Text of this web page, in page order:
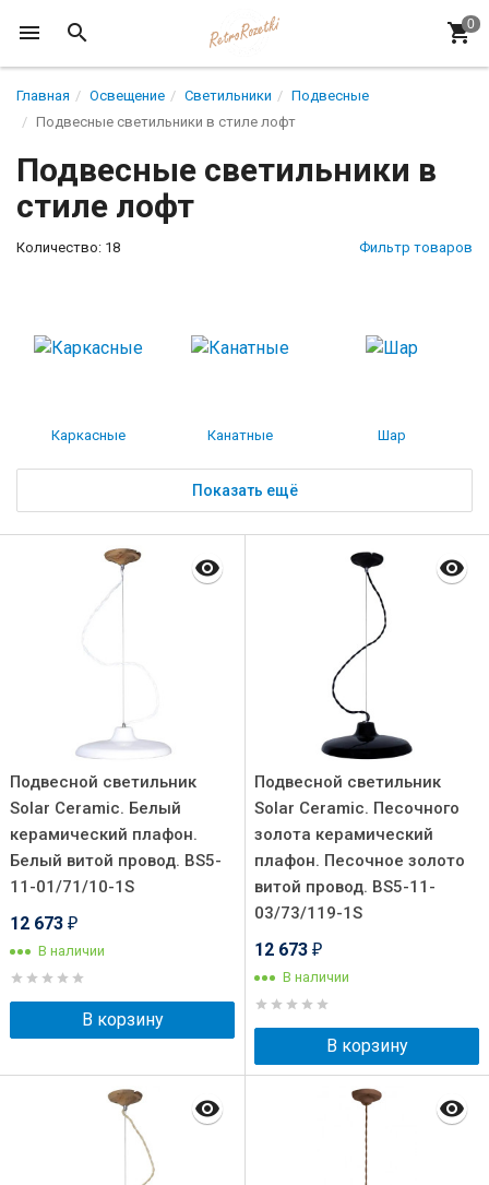
Главная Освещение Светильники
Подвесные
Подвесные светильники в стиле лофт
Подвесные светильники в
стиле лофт
Количество: 18 Фильтр товаров
Каркасные Канатные Шар
Показать ещё
Подвесной светильник
Solar Ceramic. Белый
керамический плафон.
Белый витой провод. BS5-
11-01/71/10-1S
12 673 ₽
В наличии
В корзину
Подвесной светильник
Solar Ceramic. Песочного
золота керамический
плафон. Песочное золото
витой провод. BS5-11-
03/73/119-1S
12 673 ₽
В наличии
В корзину